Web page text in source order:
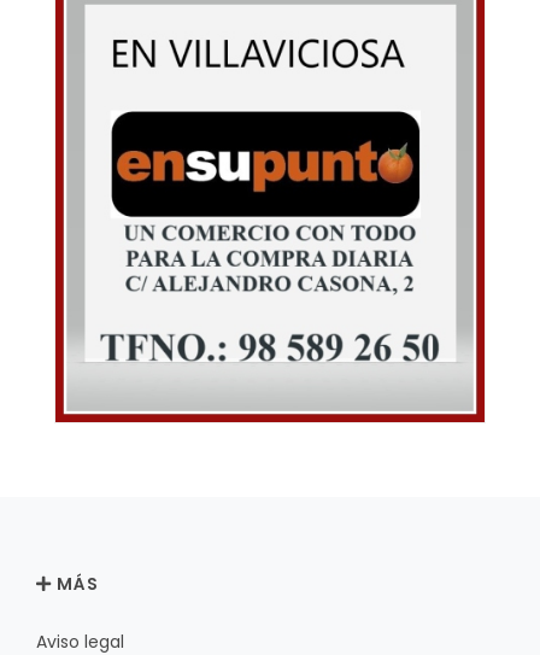
MÁS
Aviso legal